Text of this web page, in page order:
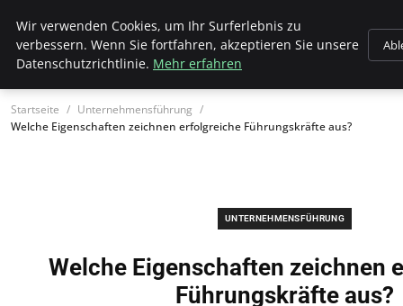
Hellmut Koenigshaus
Startseite
Unternehmensführung
Welche Eigenschaften zeichnen erfolgreiche Führungskräfte aus?
UNTERNEHMENSFÜHRUNG
Welche Eigenschaften zeichnen
Führungskräfte aus?
Wir verwenden Cookies, um Ihr Surferlebnis zu
verbessern. Wenn Sie fortfahren, akzeptieren Sie unsere
Datenschutzrichtlinie. Mehr erfahren